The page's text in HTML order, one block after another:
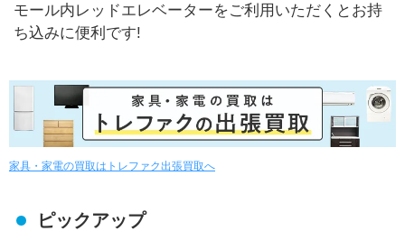
モール内レッドエレベーターをご利用いただくとお持
ち込みに便利です!
家具・家電の買取はトレファク出張買取へ
ピックアップ